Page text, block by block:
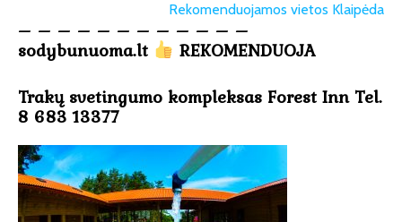
Rekomenduojamos vietos Klaipėda
– – – – – – – – – – – –
sodybunuoma.lt
REKOMENDUOJA
Trakų svetingumo kompleksas Forest Inn Tel.
8 683 13377